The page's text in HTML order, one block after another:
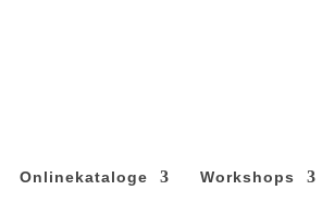
Onlinekataloge Workshops